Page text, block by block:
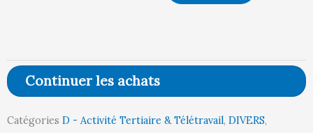
LIME)
Continuer les achats
Catégories D - Activité Tertiaire & Télétravail, DIVERS,